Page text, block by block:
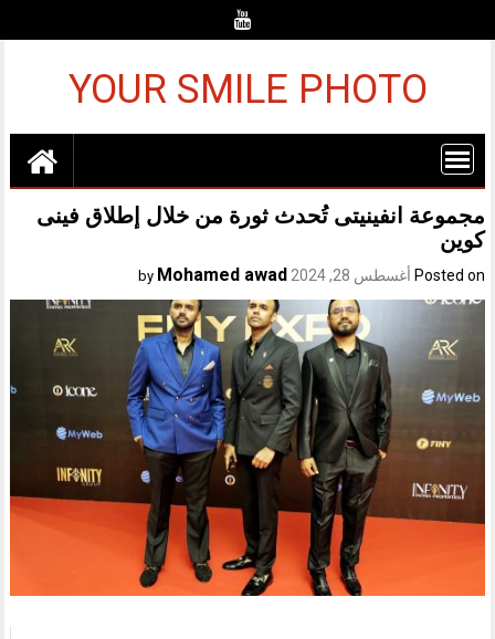
YOUR SMILE PHOTO
مجموعة انفينيتى تُحدث ثورة من خلال إطلاق فينى
كوين
Posted on أغسطس 28, 2024 Mohamed awad